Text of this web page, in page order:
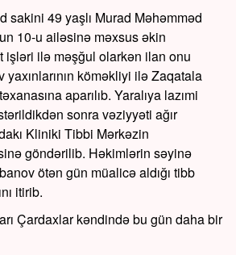
sakini 49 yaşlı Murad Məhəmməd
10-u ailəsinə məxsus əkin
işləri ilə məşğul olarkən ilan onu
yaxınlarının köməkliyi ilə Zaqatala
aparılıb. Yaralıya lazımi
sonra vəziyyəti ağır
Kliniki Tibbi Mərkəzin
göndərilib. Həkimlərin səyinə
ötən gün müalicə aldığı tibb
itirib.
Çardaxlar kəndində bu gün daha bir